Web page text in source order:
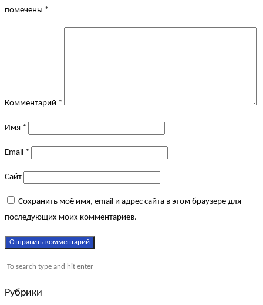
помечены *
Комментарий *
Имя *
Email *
Сайт
Сохранить моё имя, email и адрес сайта в этом браузере для
последующих моих комментариев.
Рубрики